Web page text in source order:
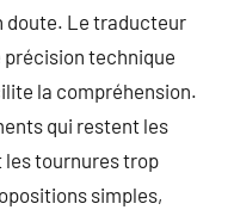
doute. Le traducteur
précision technique
la compréhension.
qui restent les
les tournures trop
simples,